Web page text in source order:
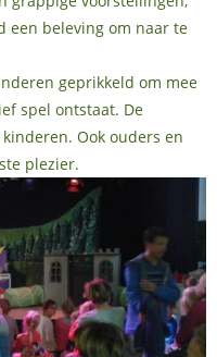
een beleving om naar te
geprikkeld om mee
spel ontstaat. De
Ook ouders en
plezier.